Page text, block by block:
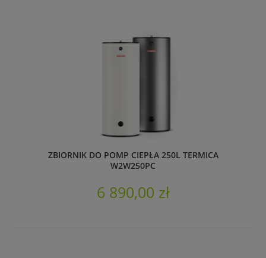
ZBIORNIK DO POMP CIEPŁA 250L TERMICA
W2W250PC
6 890,00 zł